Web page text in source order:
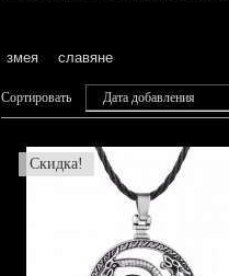
змея славяне
Сортировать Дата добавления
Скидка!